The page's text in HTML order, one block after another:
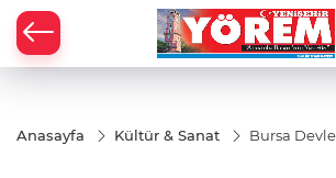
Anasayfa Kültür & Sanat
Bursa